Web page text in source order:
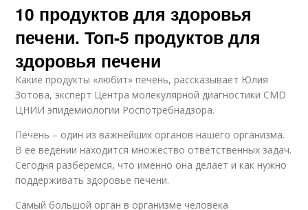
10 продуктов для здоровья
печени. Топ-5 продуктов для
здоровья печени
Какие продукты «любит» печень, рассказывает Юлия
Зотова, эксперт Центра молекулярной диагностики CMD
ЦНИИ эпидемиологии Роспотребнадзора.
Печень – один из важнейших органов нашего организма.
В ее ведении находится множество ответственных задач.
Сегодня разберемся, что именно она делает и как нужно
поддерживать здоровье печени.
Самый большой орган в организме человека